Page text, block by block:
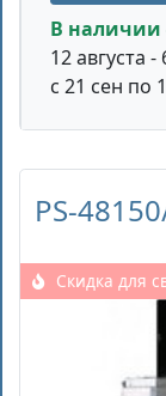
В наличии
12 августа
с 21 сен по
PS-
Скидка для